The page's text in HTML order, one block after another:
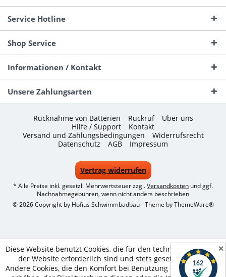
Service Hotline
Shop Service
Informationen / Kontakt
Unsere Zahlungsarten
Rücknahme von Batterien Rückruf
Über uns
Hilfe / Support
Kontakt
Versand und Zahlungsbedingungen
Widerrufsrecht
Datenschutz
AGB Impressum
Vertrag widerrufen
* Alle Preise inkl. gesetzl. Mehrwertsteuer zzgl.Versandkosten und ggf.
Nachnahmegebühren, wenn nicht anders beschrieben
© 2026 Copyright by Hofius Schwimmbadbau - Theme byThemeWare®
Diese Website benutzt Cookies, die für den technischen Betrieb
der Website erforderlich sind und stets gesetzt werden.
Andere Cookies, die den Komfort bei Benutzung dieser Website
✕